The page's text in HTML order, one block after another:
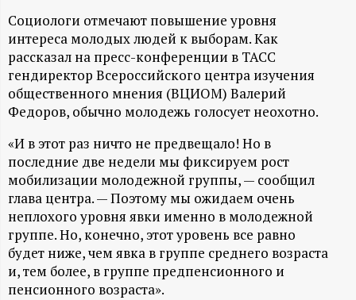
Н
-
и
ф
о
р
м
Социологи отмечают повышение уровня
интереса молодых людей к выборам. Как
рассказал на пресс-конференции в ТАСС
гендиректор Всероссийского центра изучения
общественного мнения (ВЦИОМ) Валерий
Федоров, обычно молодежь голосует неохотно.
«И в этот раз ничто не предвещало! Но в
последние две недели мы фиксируем рост
мобилизации молодежной группы, — сообщил
глава центра. — Поэтому мы ожидаем очень
неплохого уровня явки именно в молодежной
группе. Но, конечно, этот уровень все равно
будет ниже, чем явка в группе среднего возраста
и, тем более, в группе предпенсионного и
пенсионного возраста».